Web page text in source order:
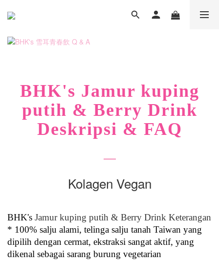
BHK's Jamur kuping
putih & Berry Drink
Deskripsi & FAQ
Kolagen Vegan
BHK's Jamur kuping putih & Berry Drink Keterangan
* 100% salju alami, telinga salju tanah Taiwan yang
dipilih dengan cermat, ekstraksi sangat aktif, yang
dikenal sebagai sarang burung vegetarian